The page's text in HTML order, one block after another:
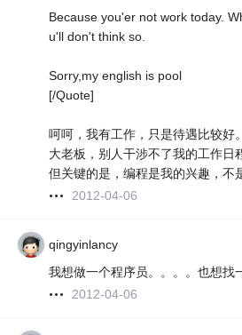
Because you'er not work today.
u'll don't think so.
Sorry,my english is pool
[/Quote]
呵呵，我有工作，只是待遇比较好
大老板，别人干涉不了我的工作日
但关键的是，编程是我的兴趣，不
2012-04-06
qingyinlancy
我想做一个程序员。。。。也想找
2012-04-06